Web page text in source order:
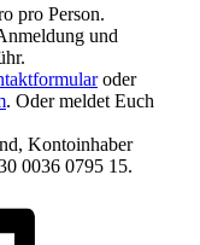
pro Person.
und
oder
. Oder meldet Euch
Kontoinhaber
0036 0795 15.